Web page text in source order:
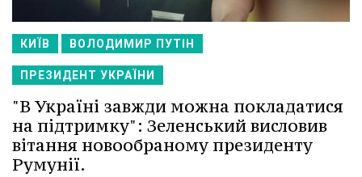
КИЇВ ВОЛОДИМИР ПУТІН
ПРЕЗИДЕНТ УКРАЇНИ
"В Україні завжди можна покладатися
на підтримку": Зеленський висловив
вітання новообраному президенту
Румунії.